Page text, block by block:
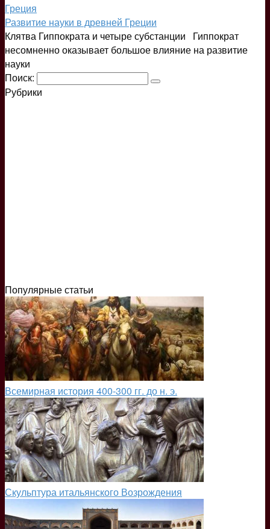
Греция
Развитие науки в древней Греции
Клятва Гиппократа и четыре субстанции Гиппократ
несомненно оказывает большое влияние на развитие
науки
Поиск:
Рубрики
Популярные статьи
Всемирная история 400-300 гг. до н. э.
Скульптура итальянского Возрождения